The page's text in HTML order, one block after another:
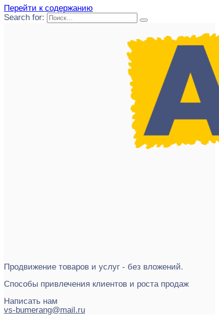
Перейти к содержанию
Search for:
Продвижение товаров и услуг - без вложений.
Способы привлечения клиентов и роста продаж
Написать нам
vs-bumerang@mail.ru